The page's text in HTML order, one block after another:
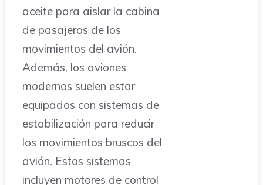
aceite para aislar la cabina
de pasajeros de los
movimientos del avión.
Además, los aviones
modernos suelen estar
equipados con sistemas de
estabilización para reducir
los movimientos bruscos del
avión. Estos sistemas
incluyen motores de control